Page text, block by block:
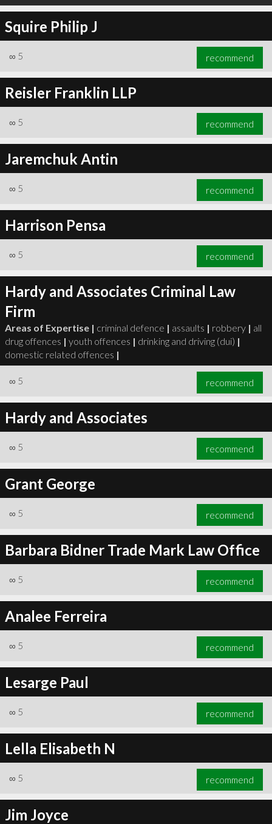
Squire Philip J
∞ 5 recommend
Reisler Franklin LLP
∞ 5 recommend
Jaremchuk Antin
∞ 5 recommend
Harrison Pensa
∞ 5 recommend
Hardy and Associates Criminal Law
Firm
Areas of Expertise | criminal defence | assaults | robbery | all
drug offences | youth offences | drinking and driving (dui) |
domestic related offences |
∞ 5 recommend
Hardy and Associates
∞ 5 recommend
Grant George
∞ 5 recommend
Barbara Bidner Trade Mark Law Office
∞ 5 recommend
Analee Ferreira
∞ 5 recommend
Lesarge Paul
∞ 5 recommend
Lella Elisabeth N
∞ 5 recommend
Jim Joyce